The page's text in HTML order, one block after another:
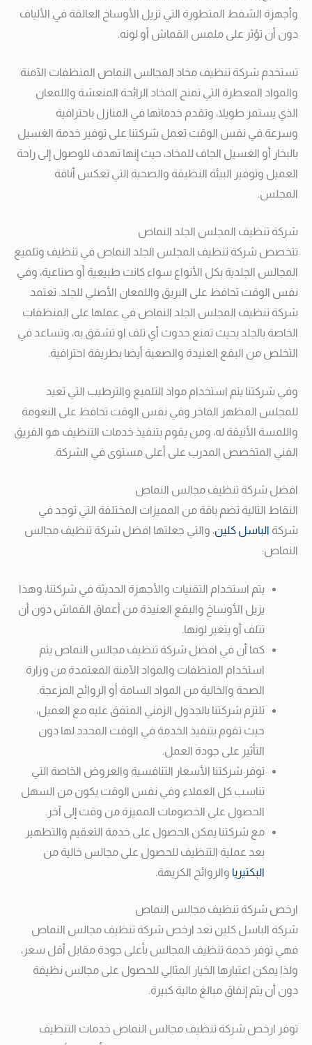
وأجهزة الشفط المتطورة التي تزيل الأوساخ العالقة في الألياف
دون أن تؤثر على ملمس القماش أو لونه.
تستخدم شركة تنظيف مخاد المجالس النماص المنظفات الآمنة
والمواد المعطرة التي تمنح المخاد الرائحة المنعشة واللمعان
الذي يستمر طويلا، وتقدم خدماتها في المنازل باحترافية
وسرعة.في نفس الوقت تعمل شركتنا على توفير خدمة الغسيل
بالبخار أو الغسيل الجاف للمخاد، حيث إنها تهدف للوصول إلى راحة
العميل وتوفير البيئة النظيفة والصحية التي تعكس أناقة
المجلس.
شركة تنظيف المجلس الجلد النماص
تتخصص شركة تنظيف المجلس الجلد النماص في تنظيف وتلميع
المجالس الجلدية بكل الأنواع سواء كانت طبيعية أو صناعية، وفي
نفس الوقت تحافظ على البريق واللمعان الأصلي للجلد. تعتمد
شركة تنظيف المجلس الجلد النماص في عملها على المنظفات
الخاصة بالجلد بحيث تمنع حدوث أي تلف او تشقق به، وتساعد في
التخلص من البقع العنيدة والصعبة أيضا بطريقة احترافية.
وفي شركتنا يتم استخدام مواد التلميع والترطيب التي تعيد
للمجلس المظهر الفاخر وفي نفس الوقت تحافظ على النعومة
واللمسة الأنيقة له، ومن يقوم بتنفيذ خدمات التنظيف هو الفريق
الفني المتخصص المدرب على أعلى مستوى في الشركة.
افضل شركة تنظيف مجالس النماص
النقاط التالية تضم باقة من المميزات المختلفة التي توجد في
شركة الباسل كلين، والتي جعلتها افضل شركة تنظيف مجالس
النماص:
يتم استخدام التقنيات والأجهزة الحديثة في شركتنا، وهذا
يزيل الأوساخ والبقع العنيدة من أعماق القماش دون أن
تتلف أو يتغير لونها.
كما أن في افضل شركة تنظيف مجالس النماص يتم
استخدام المنظفات والمواد الآمنة المعتمدة من وزارة
الصحة والخالية من المواد السامة أو الروائح المزعجة.
تلتزم شركتنا بالجدول الزمني المتفق عليه مع العميل،
حيث تقوم بتنفيذ الخدمة في الوقت المحدد لها دون
التأثير على جودة العمل.
توفر شركتنا الأسعار التنافسية والعروض الخاصة التي
تناسب كل العملاء وفي نفس الوقت يكون من السهل
الحصول على الخصومات المميزة من وقت إلى آخر.
مع شركتنا يمكن الحصول على خدمة التعقيم والتطهير
بعد عملية التنظيف للحصول على مجالس خالية من
البكتيرياوالروائح الكريهة.
ارخص شركة تنظيف مجالس النماص
شركة الباسل كلين تعد ارخص شركة تنظيف مجالس النماص
فهي توفر خدمة تنظيف المجالس بأعلى جودة مقابل أقل سعر،
ولذا يمكن اعتبارها الخيار المثالي للحصول على مجالس نظيفة
دون أن يتم إنفاق مبالغ مالية كبيرة.
توفر ارخص شركة تنظيف مجالس النماص خدمات التنظيف